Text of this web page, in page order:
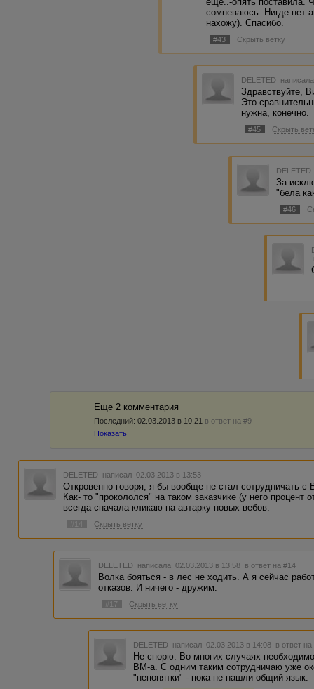
(Горький); Ехали только днём, во
(Пришвин); Давыдов решил съездить на
действительно ли бригада, вопреки его
Среди указанных конструкций
предложным сочетанием несмотря на; в
обязательного характера и зависит от
смысловой близости к основной части
отношению к сказуемому, наличия
стилистических задач и т. п
сомневаюсь. Нигде нет
нахожу). Спасибо.
#43 Скрыть ветку
DELETED
Здравствуйте,
Это
нужна, конечно.
#45 Скрыть
DELETED
За
"бела
#46
Еще 2 комментария
Последний: 02.03.2013 в 10:21 в ответ на #9
Показать
DELETED написал 02.03.2013 в 13:53
Откровенно говоря, я бы вообще не стал сотрудничать
Как- то "прокололся" на таком заказчике (у него процент
всегда сначала кликаю на автарку новых вебов.
#14 Скрыть ветку
DELETED написала 02.03.2013 в 13:58 в ответ на #14
Волка бояться - в лес не ходить. А я сейчас
отказов. И ничего - дружим.
#17 Скрыть ветку
DELETED написал 02.03.2013 в 14:08 в ответ
Не спорю. Во многих случаях
ВМ-а. С одним таким сотрудничаю уже
"непонятки" - пока не нашли общий язык.